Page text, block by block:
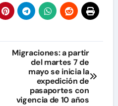
Migraciones: a partir
del martes 7 de
mayo se inicia la
expedición de
pasaportes con
vigencia de 10 años